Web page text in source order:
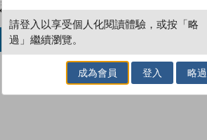
加入／閱讀電子書
請登入以享受個人化閱讀體驗，或按「略
過」繼續瀏覽。
成為會員 登入 略過